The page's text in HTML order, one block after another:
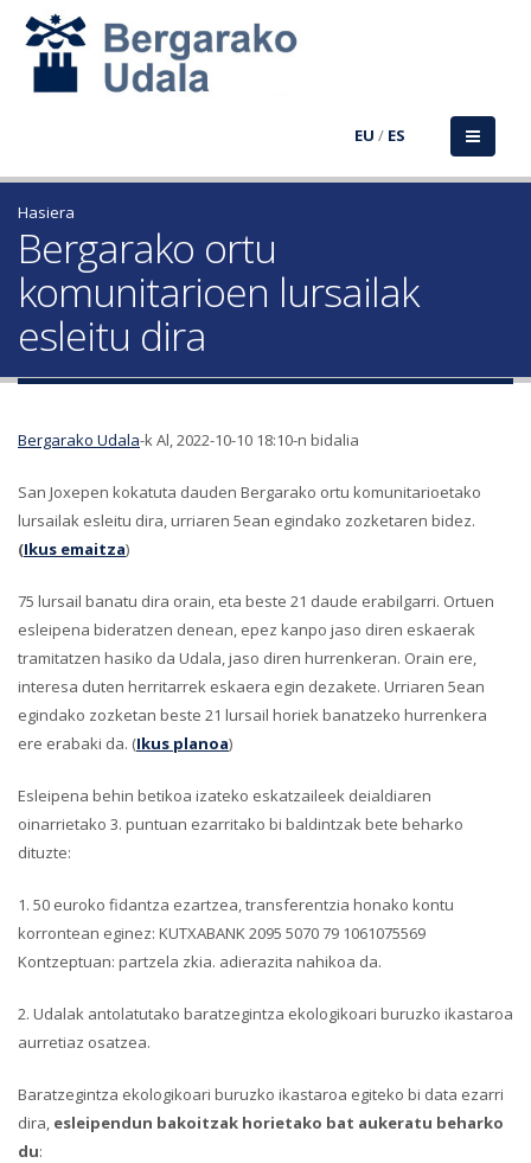
EU / ES
Hasiera
Bergarako ortu
komunitarioen lursailak
esleitu dira
Bergarako Udala-k Al, 2022-10-10 18:10-n bidalia
San Joxepen kokatuta dauden Bergarako ortu komunitarioetako
lursailak esleitu dira, urriaren 5ean egindako zozketaren bidez.
(Ikus emaitza)
75 lursail banatu dira orain, eta beste 21 daude erabilgarri. Ortuen
esleipena bideratzen denean, epez kanpo jaso diren eskaerak
tramitatzen hasiko da Udala, jaso diren hurrenkeran. Orain ere,
interesa duten herritarrek eskaera egin dezakete. Urriaren 5ean
egindako zozketan beste 21 lursail horiek banatzeko hurrenkera
ere erabaki da. (Ikus planoa)
Esleipena behin betikoa izateko eskatzaileek deialdiaren
oinarrietako 3. puntuan ezarritako bi baldintzak bete beharko
dituzte:
1. 50 euroko fidantza ezartzea, transferentzia honako kontu
korrontean eginez: KUTXABANK 2095 5070 79 1061075569
Kontzeptuan: partzela zkia. adierazita nahikoa da.
2. Udalak antolatutako baratzegintza ekologikoari buruzko ikastaroa
aurretiaz osatzea.
Baratzegintza ekologikoari buruzko ikastaroa egiteko bi data ezarri
dira, esleipendun bakoitzak horietako bat aukeratu beharko
du: